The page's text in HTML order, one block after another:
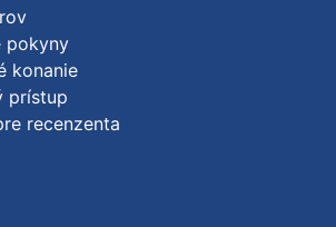
pokyny
konanie
prístup
recenzenta